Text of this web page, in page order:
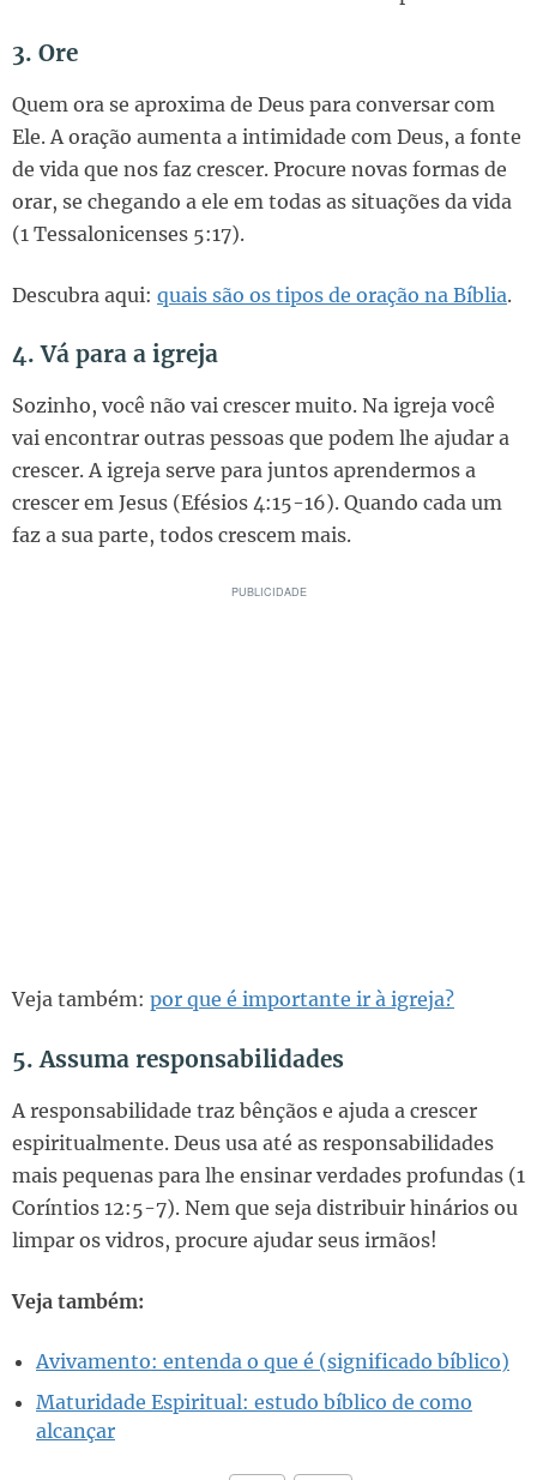
3. Ore
Quem ora se aproxima de Deus para conversar com
Ele. A oração aumenta a intimidade com Deus, a fonte
de vida que nos faz crescer. Procure novas formas de
orar, se chegando a ele em todas as situações da vida
(1 Tessalonicenses 5:17).
Descubra aqui: quais são os tipos de oração na Bíblia.
4. Vá para a igreja
Sozinho, você não vai crescer muito. Na igreja você
vai encontrar outras pessoas que podem lhe ajudar a
crescer. A igreja serve para juntos aprendermos a
crescer em Jesus (Efésios 4:15-16). Quando cada um
faz a sua parte, todos crescem mais.
Veja também: por que é importante ir à igreja?
5. Assuma responsabilidades
A responsabilidade traz bênçãos e ajuda a crescer
espiritualmente. Deus usa até as responsabilidades
mais pequenas para lhe ensinar verdades profundas (1
Coríntios 12:5-7). Nem que seja distribuir hinários ou
limpar os vidros, procure ajudar seus irmãos!
Veja também:
Avivamento: entenda o que é (significado bíblico)
Maturidade Espiritual: estudo bíblico de como
alcançar